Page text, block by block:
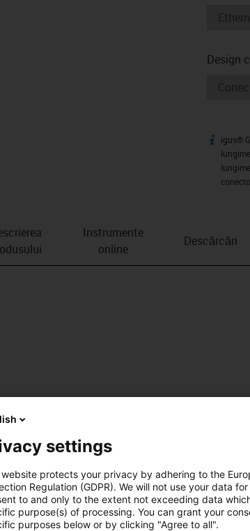
Design
igus-
igus®
Instrumente
online
Descărcări
settings
protects your privacy by adhering to the
Regulation (GDPR). We will not use your data
to and only to the extent not exceeding data
purpose(s) of processing. You can grant your
purposes below or by clicking "Agree to all".